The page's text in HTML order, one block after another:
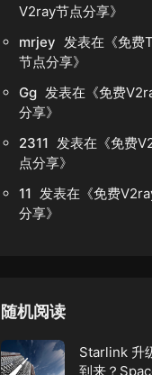
V2ray节点分享》
mrjey 发表在《免费
节点分享》
Gg 发表在《免费
分享》
2311 发表在《免费
点分享》
11 发表在《免费
分享》
随机阅读
Starlink 升
到来？